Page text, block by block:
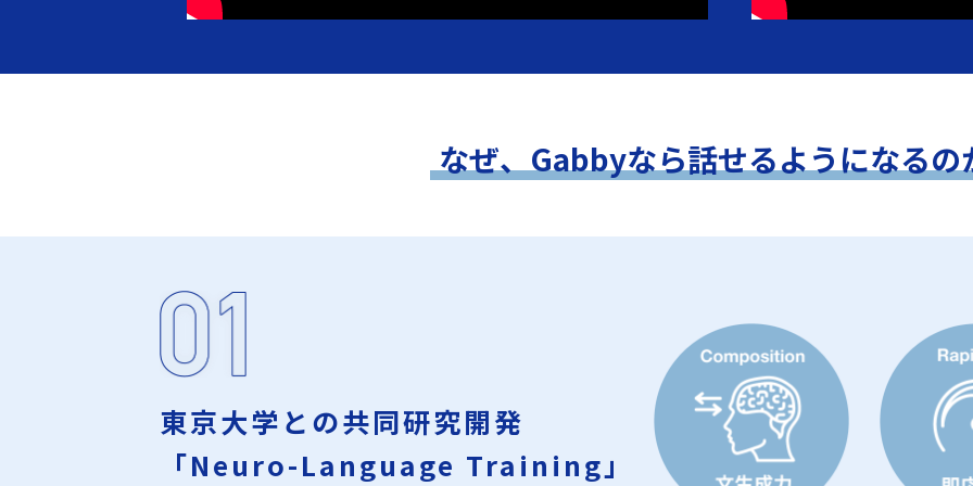
なぜ、Gabbyなら話せるようになるの
東京大学との共同研究開発
「Neuro-Language Training」